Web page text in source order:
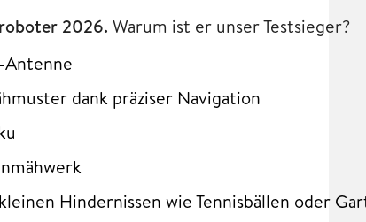
2026. Warum ist er unser Testsieger?
Antenne
dank präziser Navigation
Hindernissen wie Tennisbällen oder